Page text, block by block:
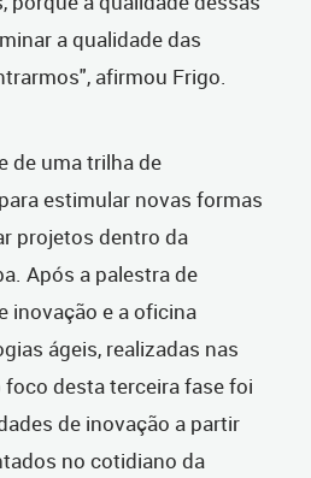
a qualidade das
afirmou Frigo.
de uma trilha de
estimular novas formas
projetos dentro da
Após a palestra de
inovação e a oficina
ágeis, realizadas nas
desta terceira fase foi
de inovação a partir
no cotidiano da